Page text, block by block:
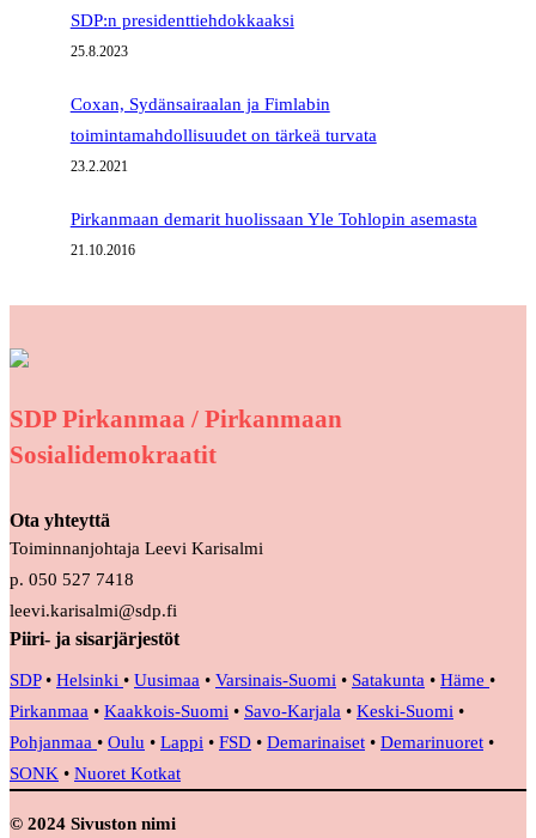
SDP:n presidenttiehdokkaaksi
25.8.2023
Coxan, Sydänsairaalan ja Fimlabin
toimintamahdollisuudet on tärkeä turvata
23.2.2021
Pirkanmaan demarit huolissaan Yle Tohlopin asemasta
21.10.2016
SDP Pirkanmaa / Pirkanmaan
Sosialidemokraatit
Ota yhteyttä
Toiminnanjohtaja Leevi Karisalmi
p. 050 527 7418
leevi.karisalmi@sdp.fi
Piiri- ja sisarjärjestöt
SDP• Helsinki • Uusimaa • Varsinais-Suomi • Satakunta • Häme •
Pirkanmaa • Kaakkois-Suomi • Savo-Karjala • Keski-Suomi •
Pohjanmaa • Oulu • Lappi • FSD • Demarinaiset • Demarinuoret •
SONK • Nuoret Kotkat
© 2024 Sivuston nimi